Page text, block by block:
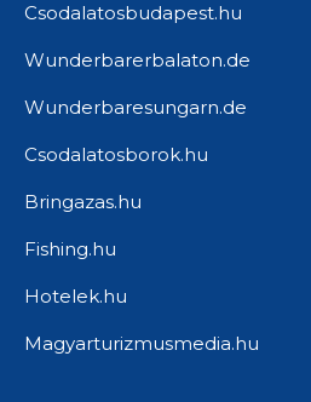
Csodalatosbudapest.hu
Wunderbarerbalaton.de
Wunderbaresungarn.de
Csodalatosborok.hu
Bringazas.hu
Fishing.hu
Hotelek.hu
Magyarturizmusmedia.hu